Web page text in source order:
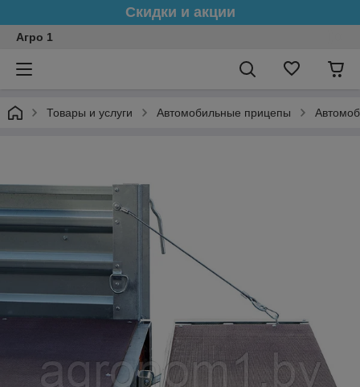
Скидки и акции
Агро 1
Товары и услуги Автомобильные прицепы